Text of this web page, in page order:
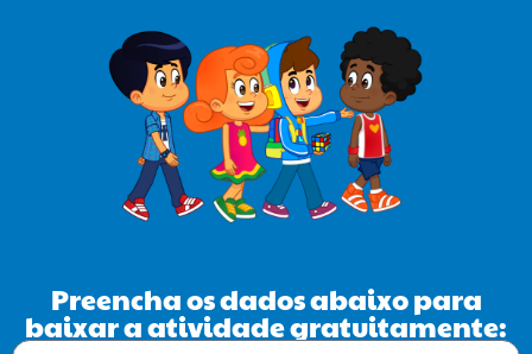
Preencha os dados abaixo para
baixar a atividade gratuitamente: